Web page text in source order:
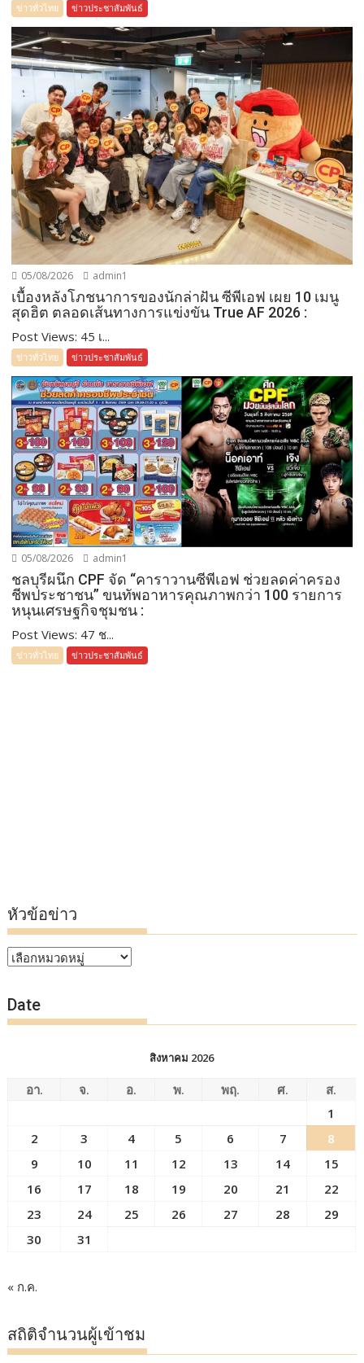
ข่าวทั่วไทย ข่าวประชาสัมพันธ์
05/08/2026 admin1
เบื้องหลังโภชนาการของนักล่าฝัน ซีพีเอฟ เผย 10 เมนู
สุดฮิต ตลอดเส้นทางการแข่งขัน True AF 2026 :
Post Views: 45 เ...
ข่าวทั่วไทย ข่าวประชาสัมพันธ์
05/08/2026 admin1
ชลบุรีผนึก CPF จัด “คาราวานซีพีเอฟ ช่วยลดค่าครอง
ชีพประชาชน” ขนทัพอาหารคุณภาพกว่า 100 รายการ
หนุนเศรษฐกิจชุมชน :
Post Views: 47 ช...
ข่าวทั่วไทย ข่าวประชาสัมพันธ์
หัวข้อข่าว
หัวข้อ
Date
สิงหาคม 2026
อา. จ. อ. พ. พฤ. ศ.
ส.
1
2
3 4 5 6 7
8
9
10 11 12 13 14
15
16
17 18 19 20 21
22
23
24 25 26 27 28
29
30
31
« ก.ค.
สถิติจำนวนผู้เข้าชม